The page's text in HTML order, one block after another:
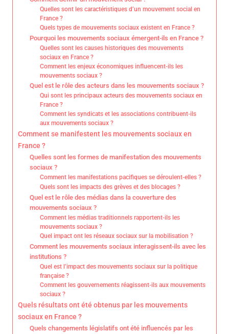
Quelles sont les caractéristiques d’un mouvement social en
France ?
Quels types de mouvements sociaux existent en France ?
Pourquoi les mouvements sociaux émergent-ils en France ?
Quelles sont les causes historiques des mouvements
sociaux en France ?
Comment les enjeux économiques influencent-ils les
mouvements sociaux ?
Quel est le rôle des acteurs dans les mouvements sociaux ?
Qui sont les principaux acteurs des mouvements sociaux en
France ?
Comment les syndicats et les associations contribuent-ils
aux mouvements sociaux ?
Comment se manifestent les mouvements sociaux en
France ?
Quelles sont les formes de manifestation des mouvements
sociaux ?
Comment les manifestations pacifiques se déroulent-elles ?
Quels sont les impacts des grèves et des blocages ?
Quel est le rôle des médias dans la couverture des
mouvements sociaux ?
Comment les médias traditionnels rapportent-ils les
mouvements sociaux ?
Quel impact ont les réseaux sociaux sur la mobilisation ?
Comment les mouvements sociaux interagissent-ils avec les
institutions ?
Quel est l’impact des mouvements sociaux sur la politique
française ?
Comment les gouvernements réagissent-ils aux mouvements
sociaux ?
Quels résultats ont été obtenus par les mouvements
sociaux en France ?
Quels changements législatifs ont été influencés par les